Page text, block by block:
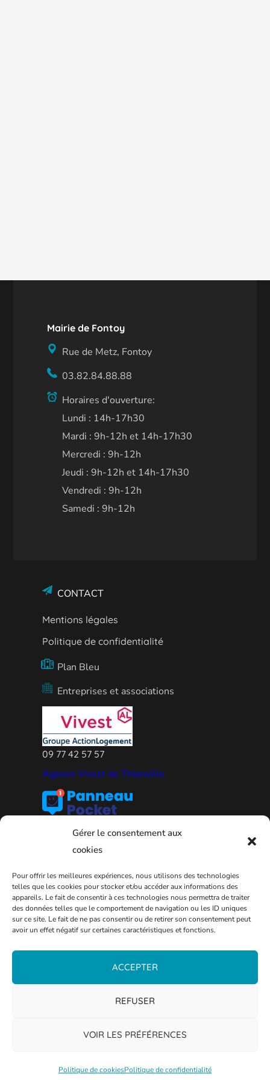
Gérer le consentement aux
cookies
Pour offrir les meilleures expériences, nous utilisons des technologies
telles que les cookies pour stocker et/ou accéder aux informations des
appareils. Le fait de consentir à ces technologies nous permettra de traiter
des données telles que le comportement de navigation ou les ID uniques
sur ce site. Le fait de ne pas consentir ou de retirer son consentement peut
avoir un effet négatif sur certaines caractéristiques et fonctions.
ACCEPTER
REFUSER
VOIR LES PRÉFÉRENCES
Politique de cookiesPolitique de confidentialité
Mairie de Fontoy
Rue de Metz, Fontoy
03.82.84.88.88
Horaires d'ouverture:
Lundi : 14h-17h30
Mardi : 9h-12h et 14h-17h30
Mercredi : 9h-12h
Jeudi : 9h-12h et 14h-17h30
Vendredi : 9h-12h
Samedi : 9h-12h
CONTACT
Mentions légales
Politique de confidentialité
Plan Bleu
Entreprises et associations
09 77 42 57 57
Agence Vivest de Thionville